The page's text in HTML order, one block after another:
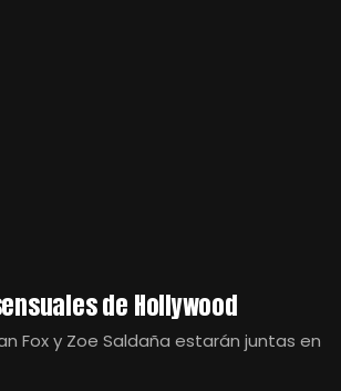
de Hollywood
Fox y Zoe Saldaña estarán juntas en